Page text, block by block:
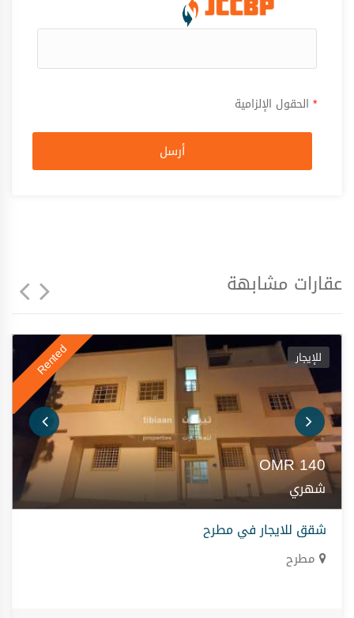
* الحقول الإلزامية
أرسل
عقارات مشابهة
Rented للإيجار
140
OMR
شهري
شقق للايجار في مطرح
مطرح